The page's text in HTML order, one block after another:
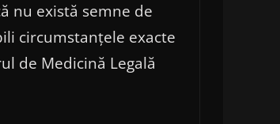
nu există semne de
circumstanțele exacte
de Medicină Legală